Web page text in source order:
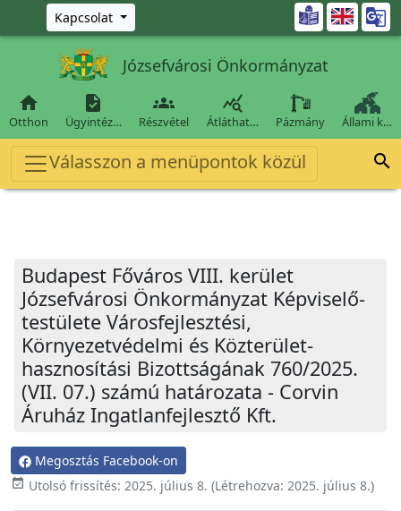
Ugrás a fő tartalomra
Kapcsolat 
Józsefvárosi Önkormányzat

Otthon

Ügyintéz…

Részvétel

Átláthat… Pázmány Állami k…
Válasszon a menüpontok közül 
Budapest Főváros VIII. kerület
Józsefvárosi Önkormányzat Képviselő-
testülete Városfejlesztési,
Környezetvédelmi és Közterület-
hasznosítási Bizottságának 760/2025.
(VII. 07.) számú határozata - Corvin
Áruház Ingatlanfejlesztő Kft.
Megosztás Facebook-on
event_available Utolsó frissítés: 2025. július 8. (Létrehozva: 2025. július 8.)